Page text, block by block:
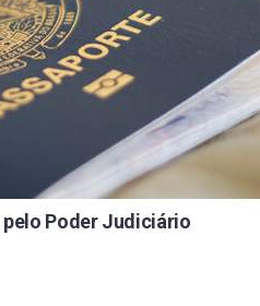
Poder Judiciário